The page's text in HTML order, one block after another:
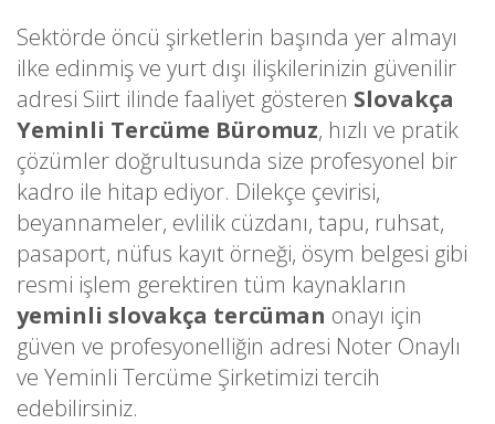
Sektörde öncü şirketlerin başında yer almayı
ilke edinmiş ve yurt dışı ilişkilerinizin güvenilir
adresi Siirt ilinde faaliyet gösteren Slovakça
Yeminli Tercüme Büromuz, hızlı ve pratik
çözümler doğrultusunda size profesyonel bir
kadro ile hitap ediyor. Dilekçe çevirisi,
beyannameler, evlilik cüzdanı, tapu, ruhsat,
pasaport, nüfus kayıt örneği, ösym belgesi gibi
resmi işlem gerektiren tüm kaynakların
yeminli slovakça tercüman onayı için
güven ve profesyonelliğin adresi Noter Onaylı
ve Yeminli Tercüme Şirketimizi tercih
edebilirsiniz.